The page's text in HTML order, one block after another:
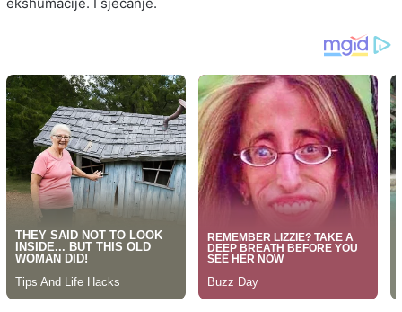
ekshumacije. I sjećanje.